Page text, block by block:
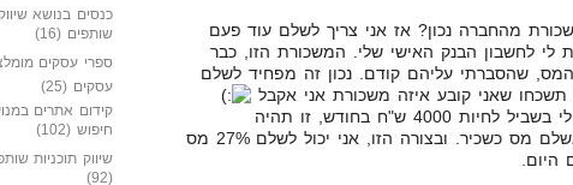
מהחברה נכון? אז אני צריך לשלם עוד פעם
לחשבון הבנק האישי שלי. המשכורת הזו, כבר
שהסברתי עליהם קודם. נכון זה מפחיד לשלם
שאני קובע איזה משכורת אני אקבל
במידה ואני אחליט שמספיק לי בשביל לחיות 4000 ש"ח בחודש, זו תהיה
המשכורת שלי, ואז אני לא אשלם מס כשכיר. ובצורה הזו, אני יכול לשלם 27% מס
כנסים בנושא
שותפים (16)
ספרי עסקים
עסקים (25)
קידום אתרים
חיפוש (102)
שיווק תוכניות
(92)